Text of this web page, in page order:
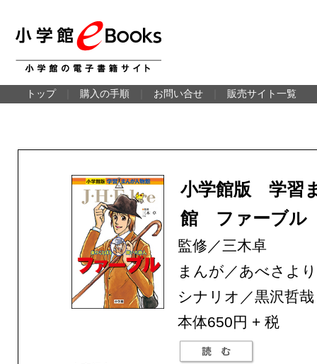
トップ 購入の手順 お問い合せ 販売サイト一覧
小学館版 学習
館 ファーブル
監修／三木卓
まんが／あべさより
シナリオ／黒沢哲哉
本体650円 + 税